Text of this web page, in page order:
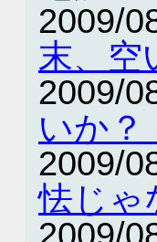
2009/
末、空
2009/
いか？
2009/
怯じゃ
2009/